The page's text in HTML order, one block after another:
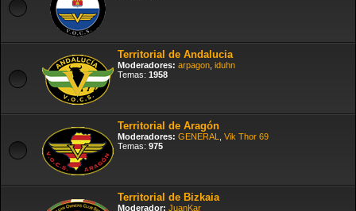
Territorial de Andalucia
Moderadores: arpagon iduhn
Temas: 1958
Territorial de Aragón
Moderadores: GENERAL
Vik Thor 69
Temas: 975
Territorial de Bizkaia
Moderador: JuanKar